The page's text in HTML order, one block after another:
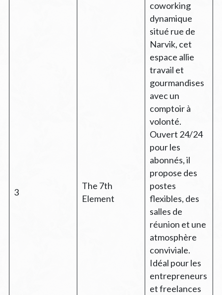
3
The 7th
Element
coworking
dynamique
situé rue de
Narvik, cet
espace allie
travail et
gourmandises
avec un
comptoir à
volonté.
Ouvert 24/24
pour les
abonnés, il
propose des
postes
flexibles, des
salles de
réunion et une
atmosphère
conviviale.
Idéal pour les
entrepreneurs
et freelances